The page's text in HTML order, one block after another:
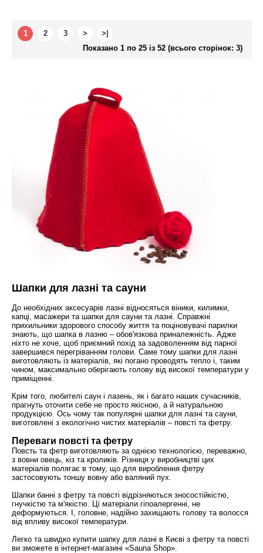
1 2 3 >
>|
Показано 1 по 25 із 52 (всього сторінок: 3)
Шапки для лазні та сауни
До необхідних аксесуарів лазні відносяться віники, килимки,
капці, масажери та шапки для сауни та лазні. Справжні
прихильники здорового способу життя та поціновувачі парилки
знають, що шапка в лазню – обов'язкова приналежність. Адже
ніхто не хоче, щоб приємний похід за задоволенням від парної
завершився перегріванням голови. Саме тому шапки для лазні
виготовляють із матеріалів, які погано проводять тепло і, таким
чином, максимально оберігають голову від високої температури у
приміщенні.
Крім того, любителі саун і лазень, як і багато наших сучасників,
прагнуть оточити себе не просто якісною, а й натуральною
продукцією. Ось чому так популярні шапки для лазні та сауни,
виготовлені з екологічно чистих матеріалів – повсті та фетру.
Переваги повсті та фетру
Повсть та фетр виготовляють за однією технологією, переважно,
з вовни овець, кіз та кроликів. Різниця у виробництві цих
матеріалів полягає в тому, що для вироблення фетру
застосовують тоншу вовну або валяний пух.
Шапки банні з фетру та повсті відрізняються зносостійкістю,
гнучкістю та м'якістю. Ці матеріали гіпоалергенні, не
деформуються. І, головне, надійно захищають голову та волосся
від впливу високої температури.
Легко та швидко купити шапку для лазні в Києві з фетру та повсті
ви зможете в інтернет-магазині «Sauna Shop».